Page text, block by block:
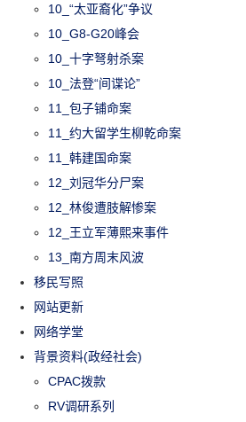
10_“太亚裔化”争议
10_G8-G20峰会
10_十字弩射杀案
10_法登“间谍论”
11_包子铺命案
11_约大留学生柳乾命案
11_韩建国命案
12_刘冠华分尸案
12_林俊遭肢解惨案
12_王立军薄熙来事件
13_南方周末风波
移民写照
网站更新
网络学堂
背景资料(政经社会)
CPAC拨款
RV调研系列